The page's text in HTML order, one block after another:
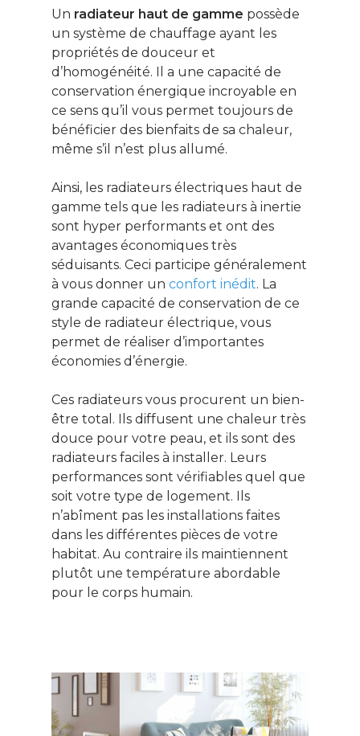
Un radiateur haut de gamme possède
un système de chauffage ayant les
propriétés de douceur et
d’homogénéité. Il a une capacité de
conservation énergique incroyable en
ce sens qu’il vous permet toujours de
bénéficier des bienfaits de sa chaleur,
même s’il n’est plus allumé.
Ainsi, les radiateurs électriques haut de
gamme tels que les radiateurs à inertie
sont hyper performants et ont des
avantages économiques très
séduisants. Ceci participe généralement
à vous donner un confort inédit. La
grande capacité de conservation de ce
style de radiateur électrique, vous
permet de réaliser d’importantes
économies d’énergie.
Ces radiateurs vous procurent un bien-
être total. Ils diffusent une chaleur très
douce pour votre peau, et ils sont des
radiateurs faciles à installer. Leurs
performances sont vérifiables quel que
soit votre type de logement. Ils
n’abîment pas les installations faites
dans les différentes pièces de votre
habitat. Au contraire ils maintiennent
plutôt une température abordable
pour le corps humain.
Ce contenu vous
intéresse ? Cliquez
pour vous inscrire à
newsletter !
Énergie
Patrimoine
Smart Home
Gérer son
Jardin Animaux
Fiches pratiques